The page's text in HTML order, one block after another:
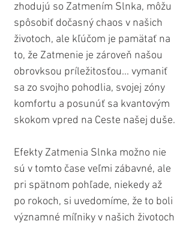
zhodujú so Zatmením Slnka, môžu
spôsobiť dočasný chaos v našich
životoch, ale kľúčom je pamätať na
to, že Zatmenie je zároveň našou
obrovksou príležitosťou... vymaniť
sa zo svojho pohodlia, svojej zóny
komfortu a posunúť sa kvantovým
skokom vpred na Ceste našej duše.
Efekty Zatmenia Slnka možno nie
sú v tomto čase veľmi zábavné, ale
pri spätnom pohľade, niekedy až
po rokoch, si uvedomíme, že to boli
významné míľniky v našich životoch